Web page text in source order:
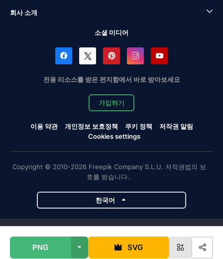
PNG SVG
회사 소개
소셜 미디어
전용 리소스를 받은 편지함에서 바로 받아보세요
가입하기
이용 약관 개인정보 보호정책 쿠키 정책
저작권 알림
Cookies settings
Copyright © 2010-2026 Freepik Company S.L.U. 저작권법의 보
호를 받습니다..
한국어